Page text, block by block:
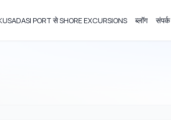
PORT से SHORE EXCURSIONS ब्लॉग संपर्क